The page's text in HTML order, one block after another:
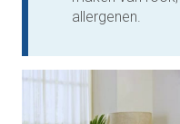
allergenen.